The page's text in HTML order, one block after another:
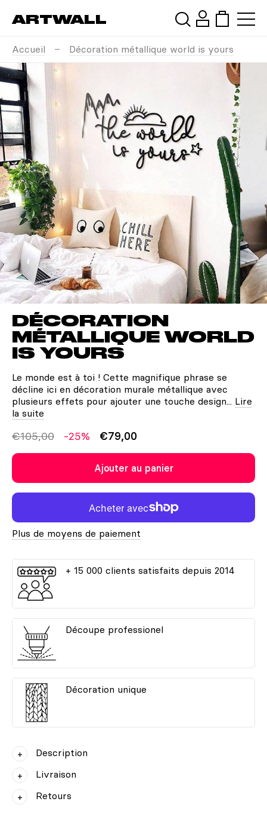
ARTWALL
Rechercher
Accueil Décoration métallique world is yours
DÉCORATION
MÉTALLIQUE WORLD
IS YOURS
Le monde est à toi ! Cette magnifique phrase se
décline ici en décoration murale métallique avec
plusieurs effets pour ajouter une touche design... Lire
la suite
€105,00 -25% €79,00
Ajouter au panier
Plus de moyens de paiement
+ 15 000 clients satisfaits depuis 2014
Découpe professionel
Décoration unique
Description
Livraison
Retours